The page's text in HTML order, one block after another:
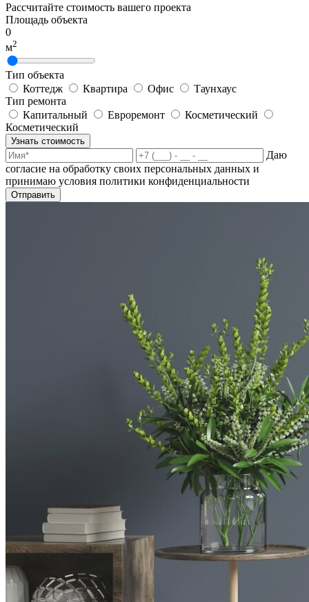
Рассчитайте стоимость вашего проекта
Площадь объекта
0
м2
Тип объекта
Коттедж
Квартира Офис
Таунхаус
Тип ремонта
Капитальный
Евроремонт
Косметический
Косметический
Узнать стоимость
Даю
согласие на обработку своих персональных данных и
принимаю условия политики конфиденциальности
Отправить